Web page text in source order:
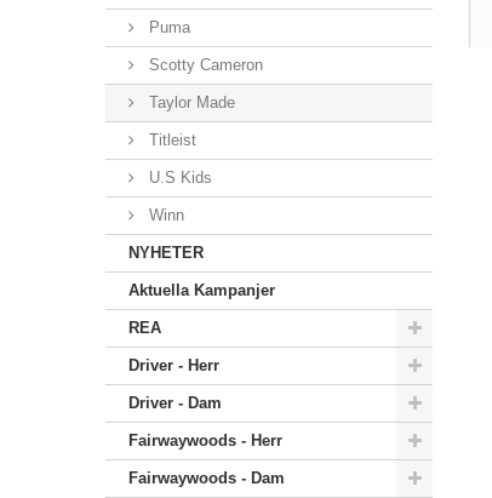
Puma
Scotty Cameron
Taylor Made
Titleist
U.S Kids
Winn
NYHETER
Aktuella Kampanjer
REA
Driver - Herr
Driver - Dam
Fairwaywoods - Herr
Fairwaywoods - Dam